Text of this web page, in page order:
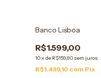
Banco Lisboa
R$1.599,00
10xde R$159,90 sem juros
R$1.439,10 com Pix